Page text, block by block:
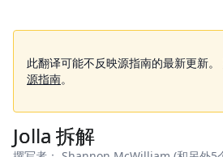
此翻译可能不反映源指南的最新更新。
源指南。
Jolla 拆解